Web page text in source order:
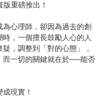
重磅推出！
心理師，卻因為過去的創
，一個擅長鼓勵人心的人
，調整到「對的心態」，
而一切的關鍵就在於──能否
現實！